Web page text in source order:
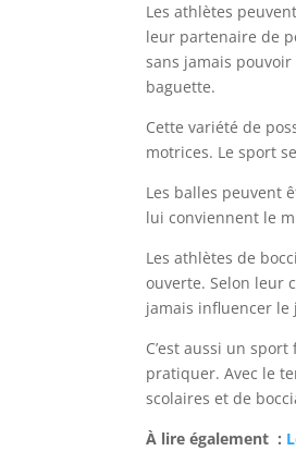
Les athlètes
leur partenaire de
sans jamais
baguette.
Cette variété de
motrices. Le sport
Les balles peuvent
lui conviennent le
Les athlètes de
ouverte. Selon leur
jamais influencer le
C’est aussi un
pratiquer. Avec le
scolaires et de
À lire également :